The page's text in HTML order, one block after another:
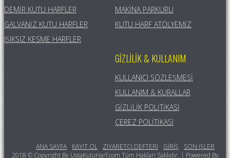
DEMIR KUTU HARFLER
GALVANIZ KUTU HARFLER
IŞIKSIZ KESME HARFLER
MAKINA PARKURU
KUTU HARF ATÖLYEMIZ
GIZLILIK & KULLANIM
KULLANICI SÖZLEŞMESI
KULLANIM & KURALLAR
GIZLILIK POLITIKASI
ÇEREZ POLITIKASI
ANA SAYFA KAYIT OL ZIYARETÇI DEFTERI GIRIŞ
SON İŞLER
2018 © Copyright By UstaKutuHarf.com Tüm Hakları Saklıdır. | Powered By